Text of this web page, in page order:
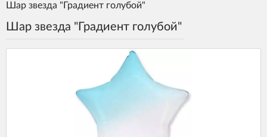
Шар звезда "Градиент голубой"
Шар звезда "Градиент голубой"